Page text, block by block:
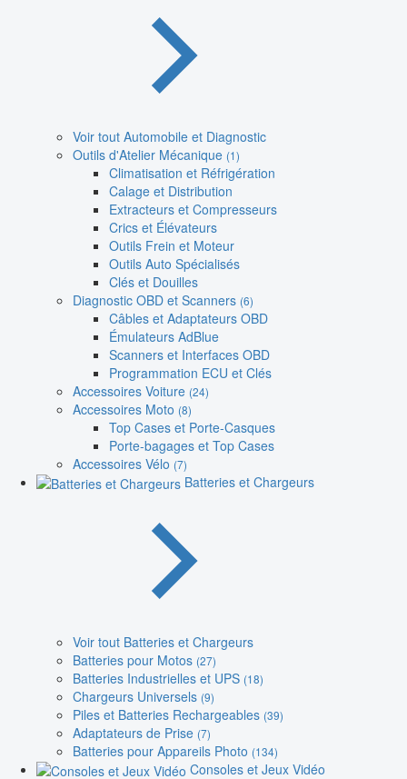
Voir tout Automobile et Diagnostic
Outils d'Atelier Mécanique (1)
Climatisation et Réfrigération
Calage et Distribution
Extracteurs et Compresseurs
Crics et Élévateurs
Outils Frein et Moteur
Outils Auto Spécialisés
Clés et Douilles
Diagnostic OBD et Scanners (6)
Câbles et Adaptateurs OBD
Émulateurs AdBlue
Scanners et Interfaces OBD
Programmation ECU et Clés
Accessoires Voiture (24)
Accessoires Moto (8)
Top Cases et Porte-Casques
Porte-bagages et Top Cases
Accessoires Vélo (7)
Batteries et Chargeurs
Voir tout Batteries et Chargeurs
Batteries pour Motos (27)
Batteries Industrielles et UPS (18)
Chargeurs Universels (9)
Piles et Batteries Rechargeables (39)
Adaptateurs de Prise (7)
Batteries pour Appareils Photo (134)
Consoles et Jeux Vidéo